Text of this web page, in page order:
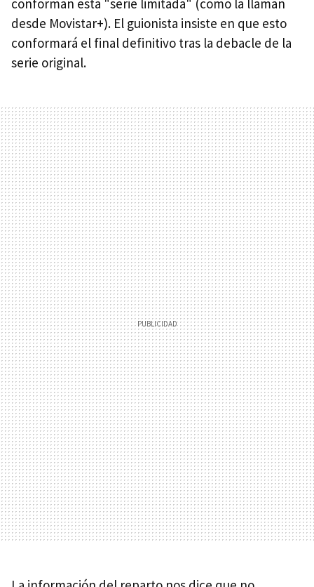
conforman esta "serie limitada" (como la llaman
desde Movistar+). El guionista insiste en que esto
conformará el final definitivo tras la debacle de la
serie original.